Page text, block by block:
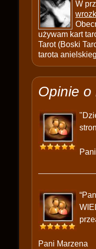
W
używam kart
Tarot (Boski
tarota
Opinie o
Pani Marzena